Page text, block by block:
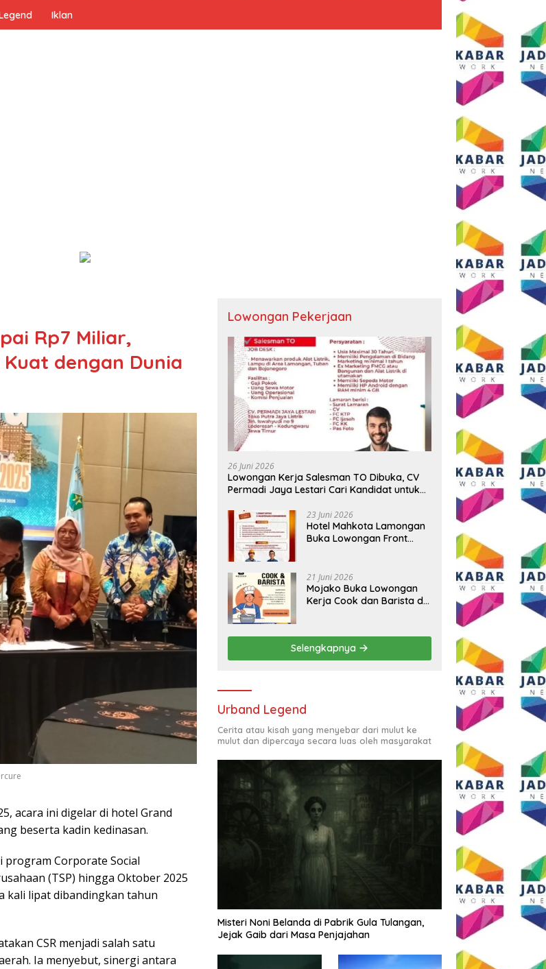
Iklan
Rp7 Miliar,
dengan Dunia
acara ini digelar di hotel Grand
beserta kadin kedinasan.
program Corporate Social
(TSP) hingga Oktober 2025
kali lipat dibandingkan tahun
CSR menjadi salah satu
Ia menyebut, sinergi antara
Lowongan Pekerjaan
26 Juni 2026
Lowongan Kerja Salesman TO Dibuka, CV
Permadi Jaya Lestari Cari Kandidat untuk
23 Juni 2026
Hotel Mahkota Lamongan
Buka Lowongan Front
Syaratnya
21 Juni 2026
Mojako Buka Lowongan
Kerja Cook dan Barista di
Selengkapnya
Urband Legend
Cerita atau kisah yang menyebar dari mulut ke
mulut dan dipercaya secara luas oleh masyarakat
Misteri Noni Belanda di Pabrik Gula Tulangan,
Jejak Gaib dari Masa Penjajahan